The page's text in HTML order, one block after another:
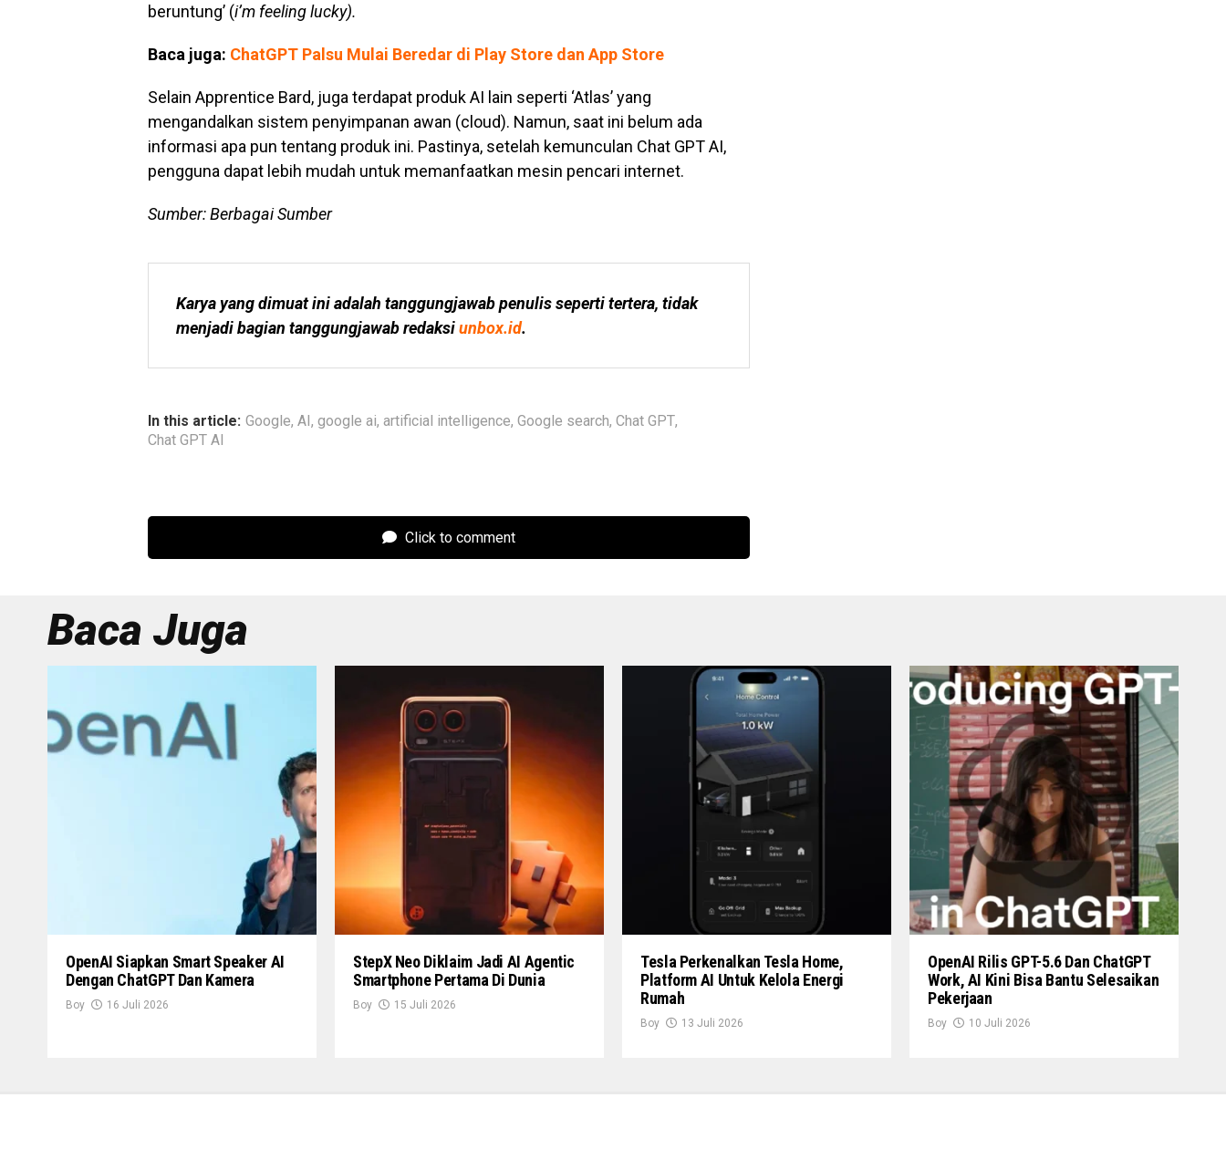
beruntung’ (i’m feeling lucky).
Baca juga: ChatGPT Palsu Mulai Beredar di Play Store dan App Store
Selain Apprentice Bard, juga terdapat produk AI lain seperti ‘Atlas’ yang
mengandalkan sistem penyimpanan awan (cloud). Namun, saat ini belum ada
informasi apa pun tentang produk ini. Pastinya, setelah kemunculan Chat GPT AI,
pengguna dapat lebih mudah untuk memanfaatkan mesin pencari internet.
Sumber: Berbagai Sumber
Karya yang dimuat ini adalah tanggungjawab penulis seperti tertera, tidak
menjadi bagian tanggungjawab redaksi unbox.id.
In this article: Google, AI, google ai, artificial intelligence, Google search, Chat GPT,
Chat GPT AI
Click to comment
Baca Juga
OpenAI Siapkan Smart Speaker AI
Dengan ChatGPT Dan Kamera
Boy 16 Juli 2026
StepX Neo Diklaim Jadi AI Agentic
Smartphone Pertama Di Dunia
Boy 15 Juli 2026
Tesla Perkenalkan Tesla Home,
Platform AI Untuk Kelola Energi
Rumah
Boy 13 Juli 2026
OpenAI Rilis GPT-5.6 Dan ChatGPT
Work, AI Kini Bisa Bantu Selesaikan
Pekerjaan
Boy 10 Juli 2026